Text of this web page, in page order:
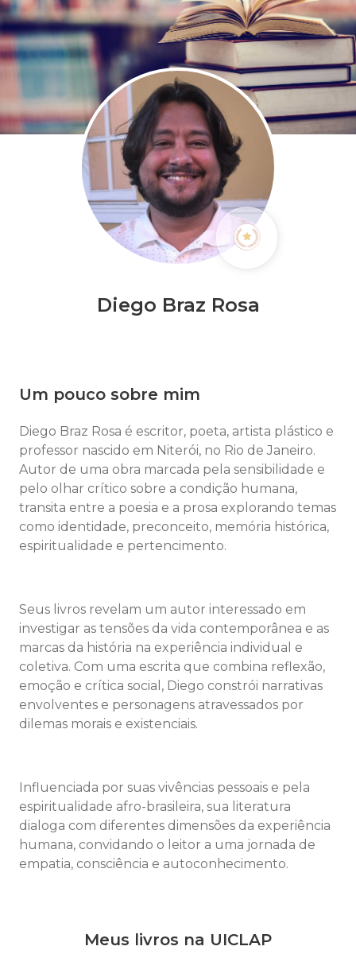
Diego Braz Rosa
Um pouco sobre mim
Diego Braz Rosa é escritor, poeta, artista plástico e
professor nascido em Niterói, no Rio de Janeiro.
Autor de uma obra marcada pela sensibilidade e
pelo olhar crítico sobre a condição humana,
transita entre a poesia e a prosa explorando temas
como identidade, preconceito, memória histórica,
espiritualidade e pertencimento.
Seus livros revelam um autor interessado em
investigar as tensões da vida contemporânea e as
marcas da história na experiência individual e
coletiva. Com uma escrita que combina reflexão,
emoção e crítica social, Diego constrói narrativas
envolventes e personagens atravessados por
dilemas morais e existenciais.
Influenciada por suas vivências pessoais e pela
espiritualidade afro-brasileira, sua literatura
dialoga com diferentes dimensões da experiência
humana, convidando o leitor a uma jornada de
empatia, consciência e autoconhecimento.
Meus livros na UICLAP